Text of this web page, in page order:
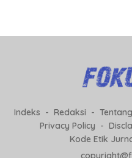
Indeks Redaksi
Privacy Policy
Kode Etik